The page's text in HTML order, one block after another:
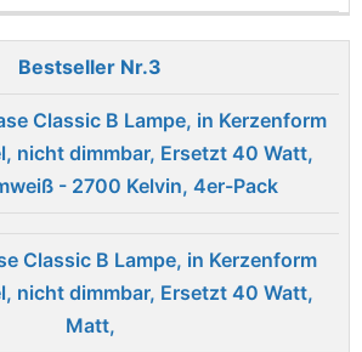
3
Classic B Lampe, in Kerzenform
nicht dimmbar, Ersetzt 40 Watt,
Matt,